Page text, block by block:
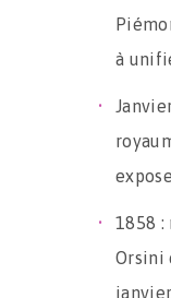
à
1858 :
Orsini